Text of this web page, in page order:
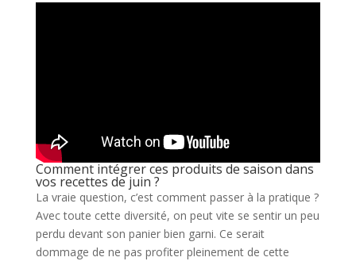
Comment intégrer ces produits de saison dans
vos recettes de juin ?
La vraie question, c’est comment passer à la pratique ?
Avec toute cette diversité, on peut vite se sentir un peu
perdu devant son panier bien garni. Ce serait
dommage de ne pas profiter pleinement de cette